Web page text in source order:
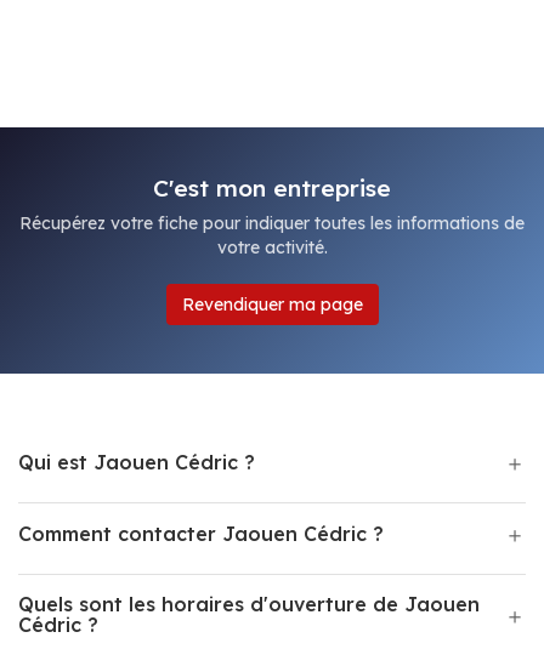
C'est mon entreprise
Récupérez votre fiche pour indiquer toutes les informations de
votre activité.
Revendiquer ma page
Qui est Jaouen Cédric ?
Comment contacter Jaouen Cédric ?
Quels sont les horaires d'ouverture de Jaouen
Cédric ?